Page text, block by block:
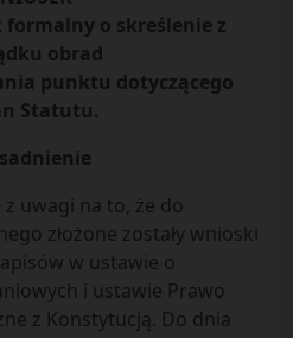
formalny o skreślenie z
obrad
punktu dotyczącego
Statutu.
uwagi na to, że do
złożone zostały wnioski
w ustawie o
i ustawie Prawo
z Konstytucją. Do dnia